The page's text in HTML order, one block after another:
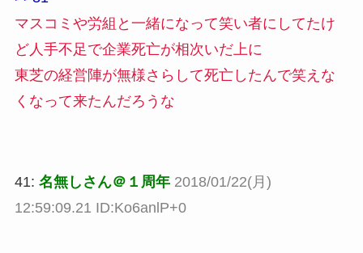
マスコミや労組と一緒になって笑い者にしてたけ
ど人手不足で企業死亡が相次いだ上に
東芝の経営陣が無様さらして死亡したんで笑えな
くなって来たんだろうな
41: 名無しさん＠１周年 2018/01/22(月)
12:59:09.21 ID:Ko6anlP+0